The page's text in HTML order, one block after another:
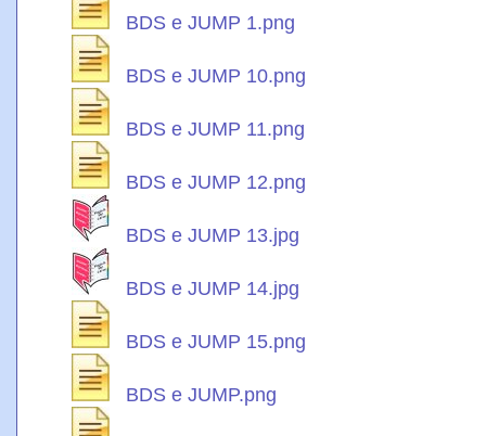
BDS e JUMP 1.png
BDS e JUMP 10.png
BDS e JUMP 11.png
BDS e JUMP 12.png
BDS e JUMP 13.jpg
BDS e JUMP 14.jpg
BDS e JUMP 15.png
BDS e JUMP.png